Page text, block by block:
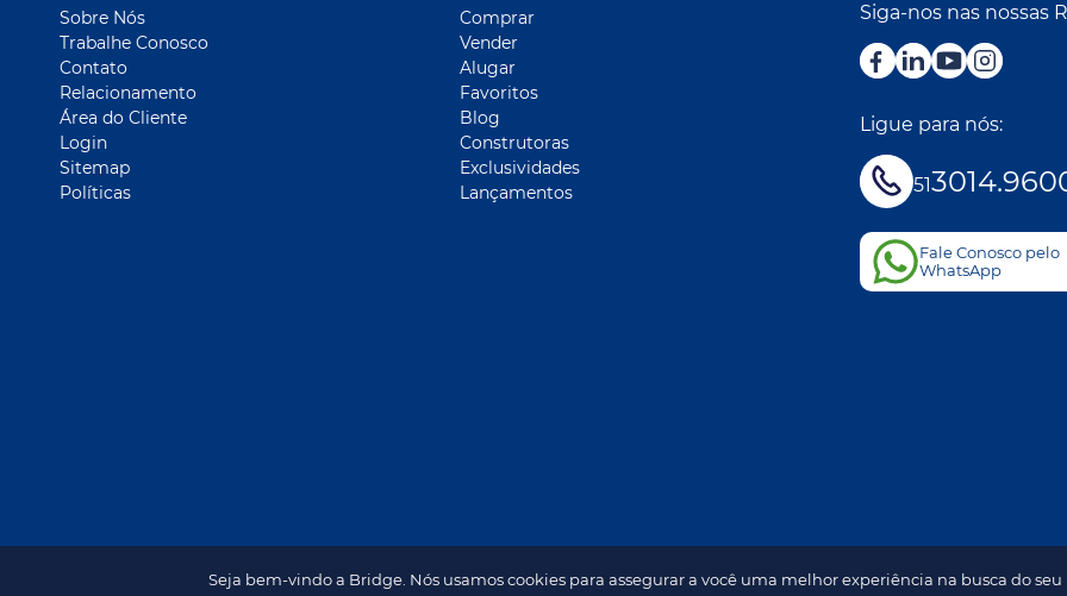
Sobre Nós
Trabalhe Conosco
Contato
Relacionamento
Área do Cliente
Login
Sitemap
Políticas
Comprar
Vender
Alugar
Favoritos
Blog
Construtoras
Exclusividades
Lançamentos
Siga-nos nas nossas
Ligue para nós:
51
Fale Conosco pelo
WhatsApp
Seja bem-vindo a Bridge. Nós usamos cookies para assegurar a você uma melhor experiência na busca do seu